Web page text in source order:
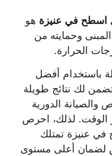
في عنيزة هو
وحمايته من
الحرارة.
باستخدام أفضل
لك نتائج طويلة
والصيانة الدورية
الوقت. لذلك، احرص
عنيزة تمتلك
لضمان أعلى مستوى